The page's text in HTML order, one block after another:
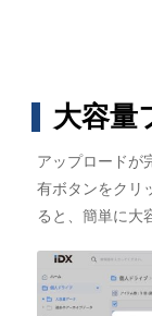
大容量
アップロードが
有ボタンをクリ
ると、簡単に大